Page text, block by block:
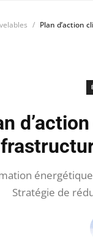
Plan d’action
Stratégie de